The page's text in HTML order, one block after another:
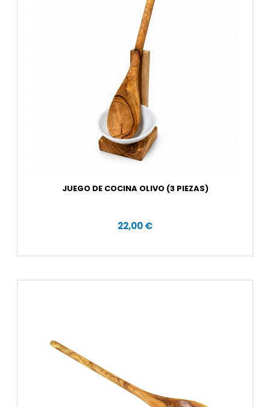
JUEGO DE COCINA OLIVO (3 PIEZAS)
22,00 €